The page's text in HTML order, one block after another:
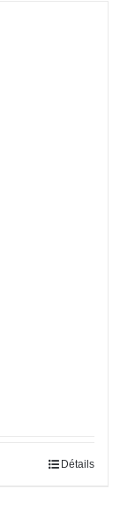
Détails